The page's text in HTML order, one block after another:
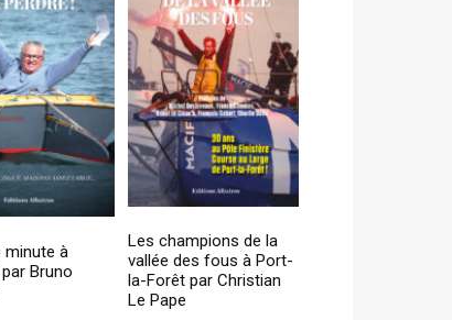
minute à
Bruno
Les champions de la
vallée des fous à Port-
la-Forêt par Christian
Le Pape